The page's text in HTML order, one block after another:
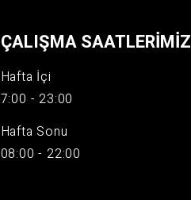
ÇALIŞMA SAATLERIMIZ
Hafta İçi
7:00 - 23:00
Hafta Sonu
08:00 - 22:00